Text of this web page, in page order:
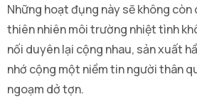
Những hoạt đụng này sẽ không
thiên nhiên môi trường nhiệt tình
nối duyên lại cộng nhau, sản xuất
nhớ cộng một niềm tin người thân
ngoạm dở tợn.